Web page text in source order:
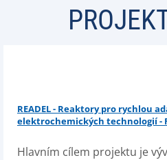
READEL - Reaktory pro rychlou
elektrochemických technologií -
Hlavním cílem projektu je